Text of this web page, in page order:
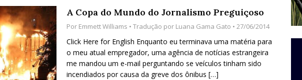
Passam para Consórcio Nova Via Mobilidade 10 Anos Após Rio2016
#OLHONOLEGADO
A Copa do Mundo do Jornalismo Preguiçoso
Por Emmett Williams • Tradução por Luana Gama Gato • 27/06/2014
Click Here for English Enquanto eu terminava uma matéria para
o meu atual empregador, uma agência de notícias estrangeira
me mandou um e-mail perguntando se veículos tinham sido
incendiados por causa da greve dos ônibus […]